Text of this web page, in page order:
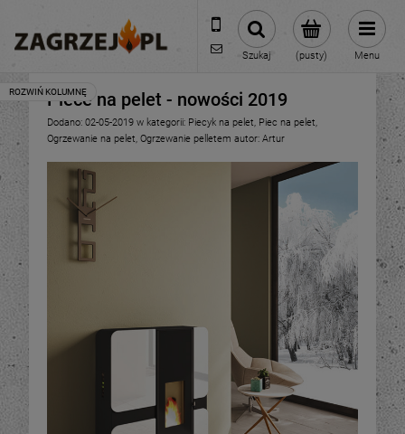
600 373 809
sklep@zagrzej.pl
(pusty)
Szukaj Menu
Piece na pelet - nowości 2019
Dodano: 02-05-2019 w kategorii: Piecyk na pelet, Piec na pelet,
Ogrzewanie na pelet, Ogrzewanie pelletem autor: Artur